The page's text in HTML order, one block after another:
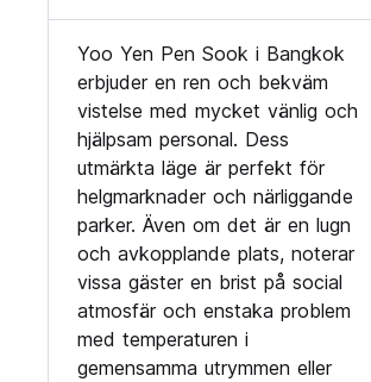
Yoo Yen Pen Sook i Bangkok
erbjuder en ren och bekväm
vistelse med mycket vänlig och
hjälpsam personal. Dess
utmärkta läge är perfekt för
helgmarknader och närliggande
parker. Även om det är en lugn
och avkopplande plats, noterar
vissa gäster en brist på social
atmosfär och enstaka problem
med temperaturen i
gemensamma utrymmen eller